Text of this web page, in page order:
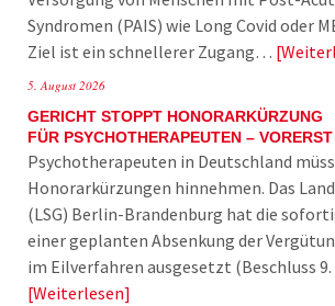
Syndromen (PAIS) wie Long Covid oder
Ziel ist ein schnellerer Zugang…
5. August 2026
GERICHT STOPPT HONORARKÜRZUNG
FÜR PSYCHOTHERAPEUTEN – VORERST
Psychotherapeuten in Deutschland
Honorarkürzungen hinnehmen. Das
(LSG) Berlin-Brandenburg hat die
einer geplanten Absenkung der
im Eilverfahren ausgesetzt (Beschluss
Weiterlesen